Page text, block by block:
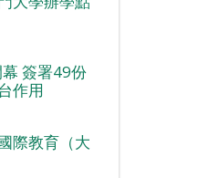
簽署49份
作用
際教育（大